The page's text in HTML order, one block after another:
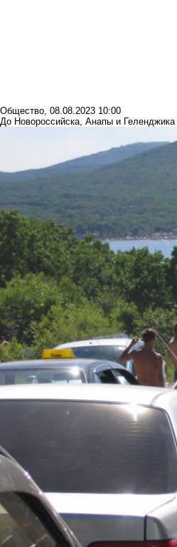
Общество, 08.08.2023 10:00
До Новороссийска, Анапы и